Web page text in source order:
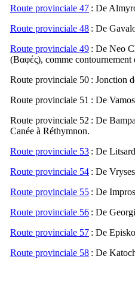
Route provinciale 47 : De
Route provinciale 48 : De
Route provinciale 49 : De Neo
(Βαφές), comme contournement
Route provinciale 50 : Jonction
Route provinciale 51 : De
Route provinciale 52 : De
Canée à Réthymnon.
Route provinciale 53 : De
Route provinciale 54 : De
Route provinciale 55 : De
Route provinciale 56 : De
Route provinciale 57 : De
Route provinciale 58 : De